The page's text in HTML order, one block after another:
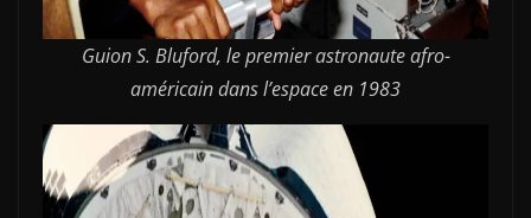
Guion S. Bluford, le premier astronaute afro-
américain dans l’espace en 1983